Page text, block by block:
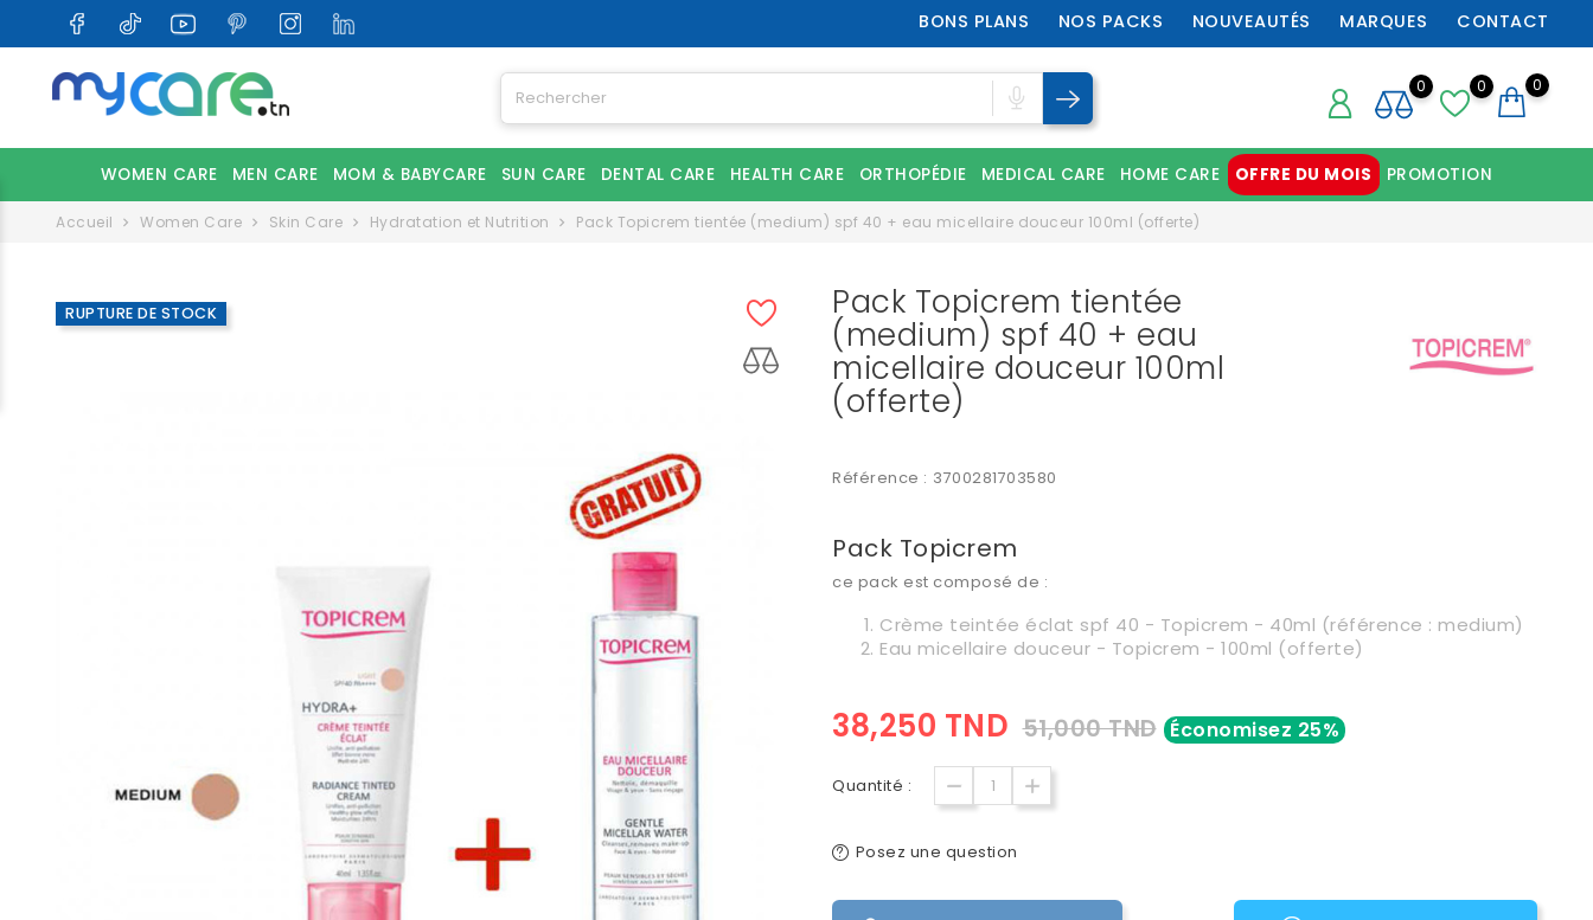
BONS PLANS NOS PACKS NOUVEAUTÉS MARQUES CONTACT
0 0
0
WOMEN CARE MEN CARE MOM & BABYCARE SUN CARE DENTAL CARE HEALTH CARE ORTHOPÉDIE MEDICAL CARE HOME CARE OFFRE DU MOIS PROMOTION
Accueil Women Care Skin Care Hydratation et Nutrition Pack Topicrem tientée (medium) spf 40 + eau micellaire douceur 100ml (offerte)
RUPTURE DE STOCK Pack Topicrem tientée
(medium) spf 40 + eau
micellaire douceur 100ml
(offerte)
Référence : 3700281703580
Pack Topicrem
ce pack est composé de :
Crème teintée éclat spf 40 - Topicrem - 40ml (référence : medium)
Eau micellaire douceur - Topicrem - 100ml (offerte)
38,250 TND 51,000 TND Économisez 25%
Quantité :
Posez une question